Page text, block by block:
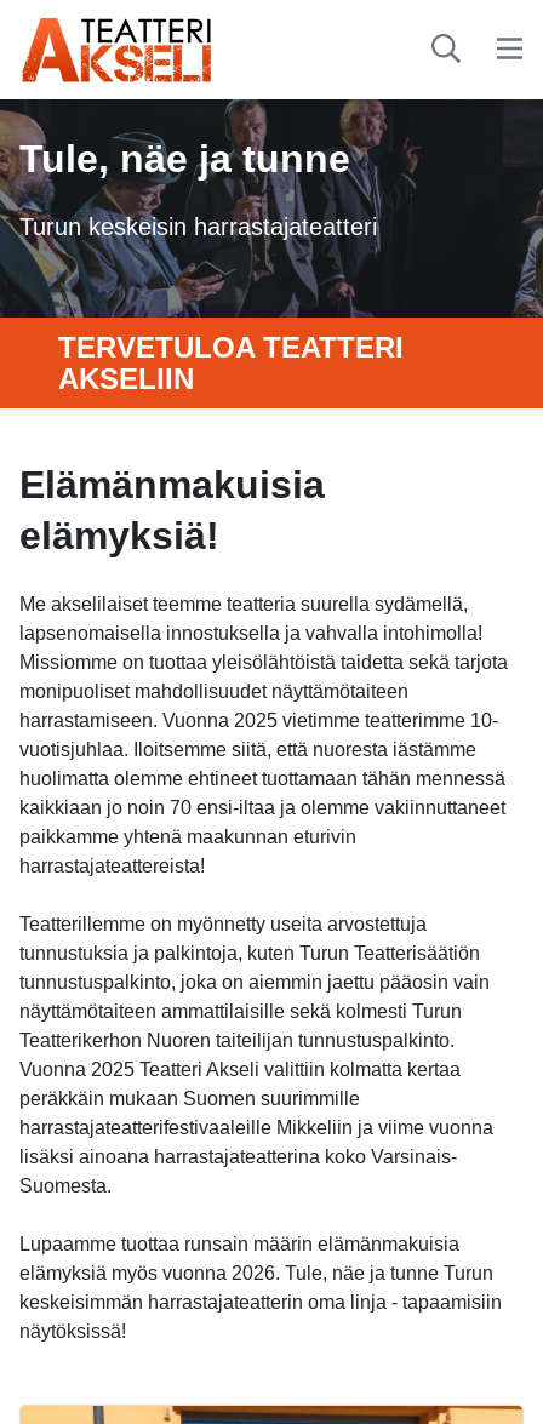
Tule, näe ja tunne
Turun keskeisin harrastajateatteri
TERVETULOA TEATTERI
AKSELIIN
Elämänmakuisia
elämyksiä!
Me akselilaiset teemme teatteria suurella sydämellä,
lapsenomaisella innostuksella ja vahvalla intohimolla!
Missiomme on tuottaa yleisölähtöistä taidetta sekä tarjota
monipuoliset mahdollisuudet näyttämötaiteen
harrastamiseen. Vuonna 2025 vietimme teatterimme 10-
vuotisjuhlaa. Iloitsemme siitä, että nuoresta iästämme
huolimatta olemme ehtineet tuottamaan tähän mennessä
kaikkiaan jo noin 70 ensi-iltaa ja olemme vakiinnuttaneet
paikkamme yhtenä maakunnan eturivin
harrastajateattereista!
Teatterillemme on myönnetty useita arvostettuja
tunnustuksia ja palkintoja, kuten Turun Teatterisäätiön
tunnustuspalkinto, joka on aiemmin jaettu pääosin vain
näyttämötaiteen ammattilaisille sekä kolmesti Turun
Teatterikerhon Nuoren taiteilijan tunnustuspalkinto.
Vuonna 2025 Teatteri Akseli valittiin kolmatta kertaa
peräkkäin mukaan Suomen suurimmille
harrastajateatterifestivaaleille Mikkeliin ja viime vuonna
lisäksi ainoana harrastajateatterina koko Varsinais-
Suomesta.
Lupaamme tuottaa runsain määrin elämänmakuisia
elämyksiä myös vuonna 2026. Tule, näe ja tunne Turun
keskeisimmän harrastajateatterin oma linja - tapaamisiin
näytöksissä!